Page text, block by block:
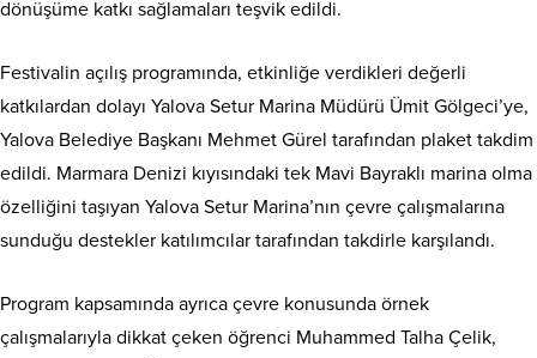
dönüşüme katkı sağlamaları teşvik edildi.
Festivalin açılış programında, etkinliğe verdikleri değerli
katkılardan dolayı Yalova Setur Marina Müdürü Ümit Gölgeci’ye,
Yalova Belediye Başkanı Mehmet Gürel tarafından plaket takdim
edildi. Marmara Denizi kıyısındaki tek Mavi Bayraklı marina olma
özelliğini taşıyan Yalova Setur Marina’nın çevre çalışmalarına
sunduğu destekler katılımcılar tarafından takdirle karşılandı.
Program kapsamında ayrıca çevre konusunda örnek
çalışmalarıyla dikkat çeken öğrenci Muhammed Talha Çelik,